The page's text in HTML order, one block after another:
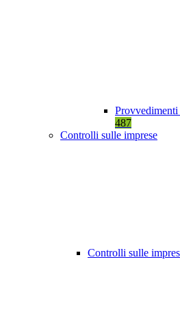
487
Controlli sulle imprese
Controlli sulle